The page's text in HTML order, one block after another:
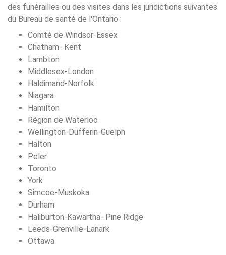
des funérailles ou des visites dans les juridictions suivantes
du Bureau de santé de l'Ontario :
Comté de Windsor-Essex
Chatham- Kent
Lambton
Middlesex-London
Haldimand-Norfolk
Niagara
Hamilton
Région de Waterloo
Wellington-Dufferin-Guelph
Halton
Peler
Toronto
York
Simcoe-Muskoka
Durham
Haliburton-Kawartha- Pine Ridge
Leeds-Grenville-Lanark
Ottawa